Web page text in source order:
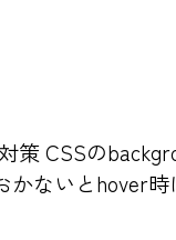
CSSの
かないとhover